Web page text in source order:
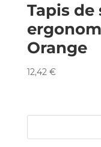
Tapis de
Orange
12,42 €